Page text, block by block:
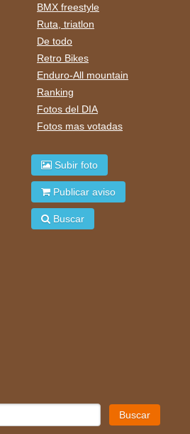
BMX freestyle
Ruta, triatlon
De todo
Retro Bikes
Enduro-All mountain
Ranking
Fotos del DIA
Fotos mas votadas
Subir foto
Publicar aviso
Buscar
Buscar